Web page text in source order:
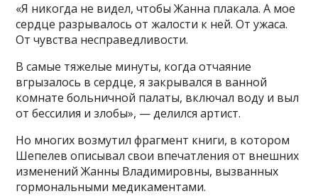
«Я никогда не видел, чтобы Жанна плакала. А мое
сердце разрывалось от жалости к ней. От ужаса.
От чувства несправедливости.
В самые тяжелые минуты, когда отчаяние
вгрызалось в сердце, я закрывался в ванной
комнате больничной палаты, включал воду и выл
от бессилия и злобы», — делился артист.
Но многих возмутил фрагмент книги, в котором
Шепелев описывал свои впечатления от внешних
изменений Жанны Владимировны, вызванных
гормональными медикаментами.